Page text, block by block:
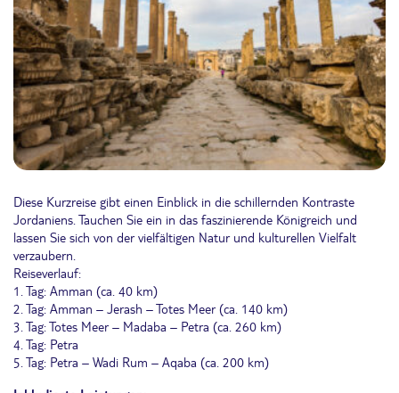
Diese Kurzreise gibt einen Einblick in die schillernden Kontraste
Jordaniens. Tauchen Sie ein in das faszinierende Königreich und
lassen Sie sich von der vielfältigen Natur und kulturellen Vielfalt
verzaubern.
Reiseverlauf:
1. Tag: Amman (ca. 40 km)
2. Tag: Amman – Jerash – Totes Meer (ca. 140 km)
3. Tag: Totes Meer – Madaba – Petra (ca. 260 km)
4. Tag: Petra
5. Tag: Petra – Wadi Rum – Aqaba (ca. 200 km)